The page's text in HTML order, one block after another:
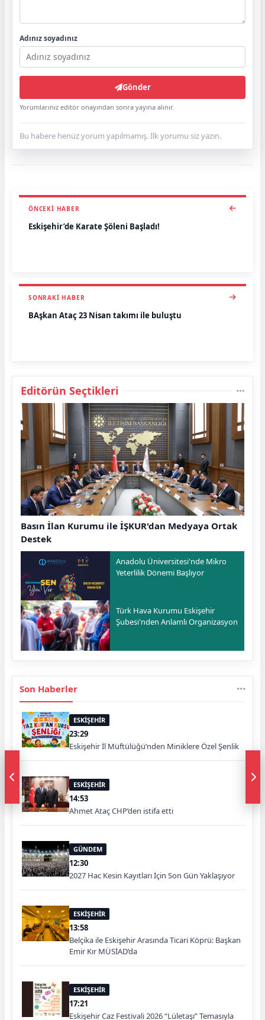
Adınız soyadınız
Gönder
Yorumlarınız editör onayından sonra yayına alınır.
Bu habere henüz yorum yapılmamış. İlk yorumu siz yazın.
ÖNCEKI HABER
Eskişehir’de Karate Şöleni Başladı!
SONRAKI HABER
BAşkan Ataç 23 Nisan takımı ile buluştu
Editörün Seçtikleri
Basın İlan Kurumu ile İŞKUR'dan Medyaya Ortak
Destek
Anadolu Üniversitesi'nde Mikro
Yeterlilik Dönemi Başlıyor
Türk Hava Kurumu Eskişehir
Şubesi'nden Anlamlı Organizasyon
Son Haberler
ESKİŞEHİR
23:29
Eskişehir İl Müftülüğü’nden Miniklere Özel Şenlik
ESKİŞEHİR
14:53
Ahmet Ataç CHP’den istifa etti
GÜNDEM
12:30
2027 Hac Kesin Kayıtları İçin Son Gün Yaklaşıyor
ESKİŞEHİR
13:58
Belçika ile Eskişehir Arasında Ticari Köprü: Başkan
Emir Kır MÜSİAD’da
ESKİŞEHİR
17:21
Eskişehir Caz Festivali 2026 “Lületaşı” Temasıyla